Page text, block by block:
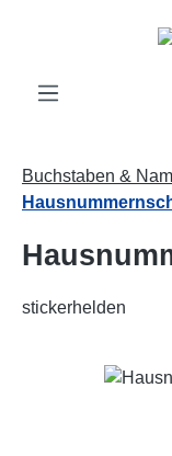
Zum Hauptinhalt
Buchstaben &
stickerhelden
Bildergalerie